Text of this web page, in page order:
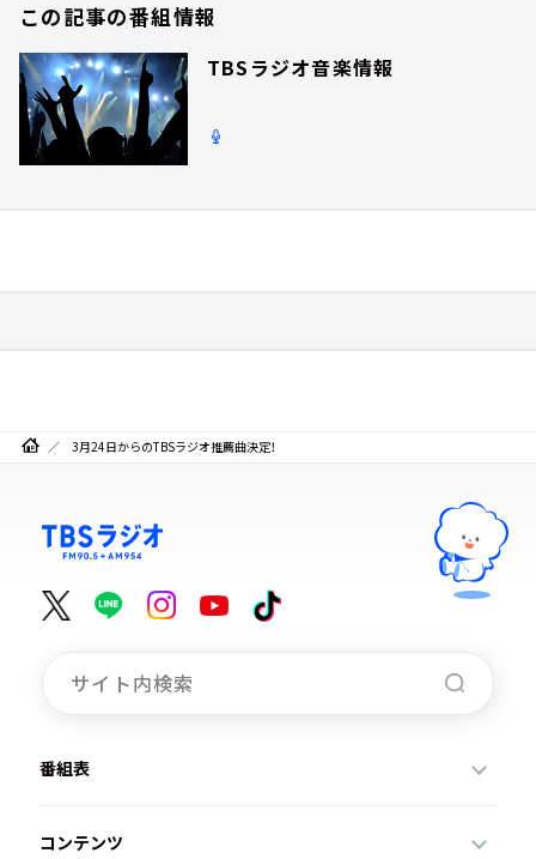
この記事の番組情報
TBSラジオ音楽情報
3月24日からのTBSラジオ推薦曲決定！
番組表
コンテンツ